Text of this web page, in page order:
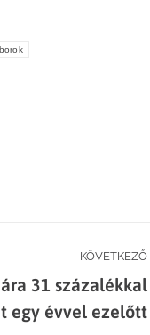
KÖVETKEZŐ
31 százalékkal
egy évvel ezelőtt